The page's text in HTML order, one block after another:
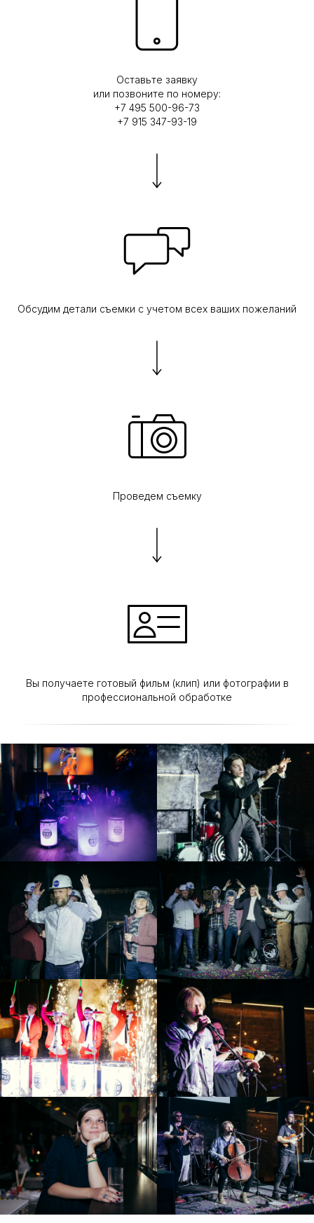
Оставьте заявку
или позвоните по номеру:
+7 495 500-96-73
+7 915 347-93-19
Обсудим детали съемки с учетом всех ваших пожеланий
Проведем съемку
Вы получаете готовый фильм (клип) или фотографии в
профессиональной обработке